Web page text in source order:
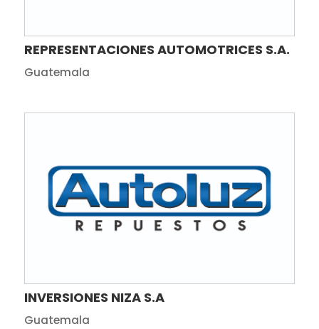
REPRESENTACIONES AUTOMOTRICES S.A.
Guatemala
INVERSIONES NIZA S.A
Guatemala